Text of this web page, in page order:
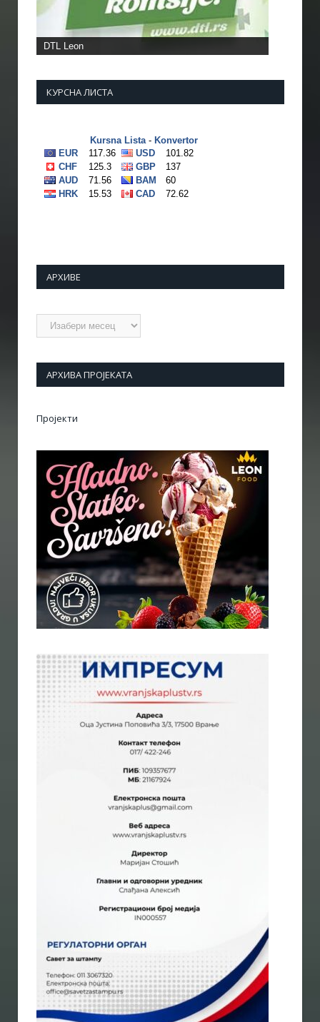
DTL Leon
КУРСНА ЛИСТА
АРХИВЕ
Архиве
АРХИВА ПРОЈЕКАТА
Пројекти